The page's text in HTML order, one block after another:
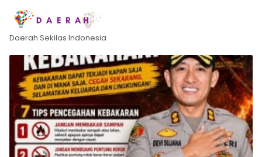
Daerah Sekilas Indonesia